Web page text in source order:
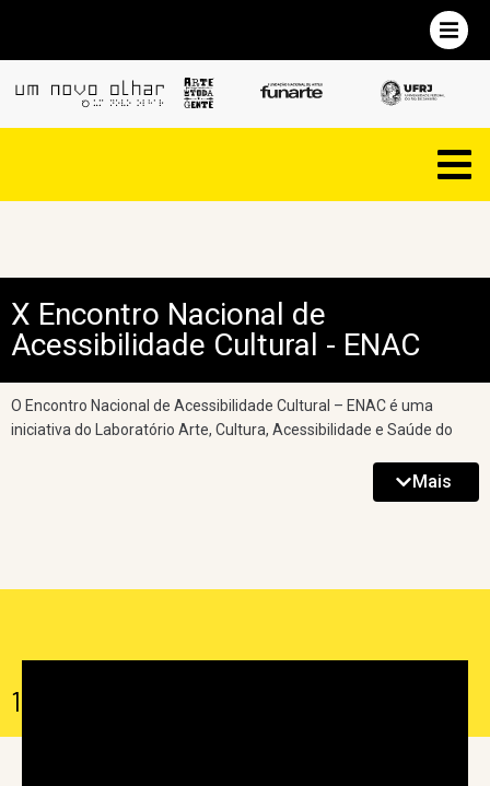
X Encontro Nacional de
Acessibilidade Cultural - ENAC
O Encontro Nacional de Acessibilidade Cultural – ENAC é uma
iniciativa do Laboratório Arte, Cultura, Acessibilidade e Saúde do
Rio de Janeiro – UFRJ. Nesta edição, o evento é realizado, mais
uma vez, em conjunto com o Laboratório de Acessibilidade Cultural
Mais
10º ENAC – Sessão de comunicação 5